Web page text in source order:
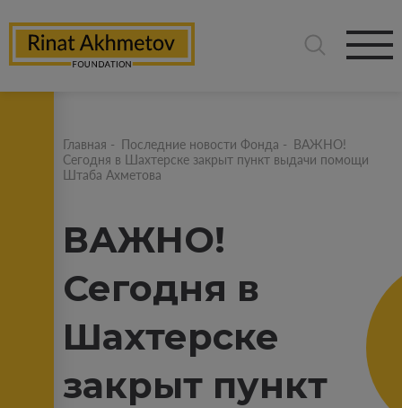
Главная - Последние новости Фонда - ВАЖНО!
Сегодня в Шахтерске закрыт пункт выдачи помощи
Штаба Ахметова
ВАЖНО!
Сегодня в
Шахтерске
закрыт пункт